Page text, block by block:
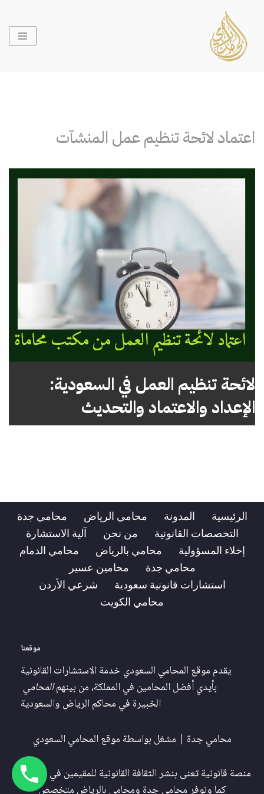
تخطى
إلى
المحتوى
اعتماد لائحة تنظيم عمل المنشآت
لائحة تنظيم العمل في السعودية:
الإعداد والاعتماد والتحديث
الرئيسية المدونة محامي الرياض
محامي جدة
التخصصات القانونية
من نحن
آلية الاستشارة
إخلاء المسؤولية
محامي بالرياض
محامي الدمام
محامي جدة
محامين عسير
استشارات قانونية سعودية
شرعي الأردن
محامي الكويت
موقعنا
يقدم موقع المحامي السعودي خدمة الاستشارات القانونية
بأيدي أفضل المحامين في المملكة، من بينهمالمحامي
الخبيرة في محاكم الرياض والسعودية
محامي جدة | مشغل بواسطة موقع المحامي السعودي
منصة قانونية تعنى بنشر الثقافة القانونية للمقيمين في السعودية
كما ونوفر محامي جدة ومحامي بالرياض متخصص